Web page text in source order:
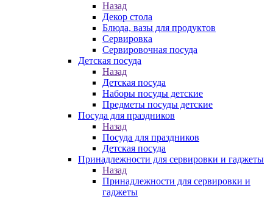
Назад
Декор стола
Блюда, вазы для продуктов
Сервировка
Сервировочная посуда
Детская посуда
Назад
Детская посуда
Наборы посуды детские
Предметы посуды детские
Посуда для праздников
Назад
Посуда для праздников
Детская посуда
Принадлежности для сервировки и гаджеты
Назад
Принадлежности для сервировки и
гаджеты